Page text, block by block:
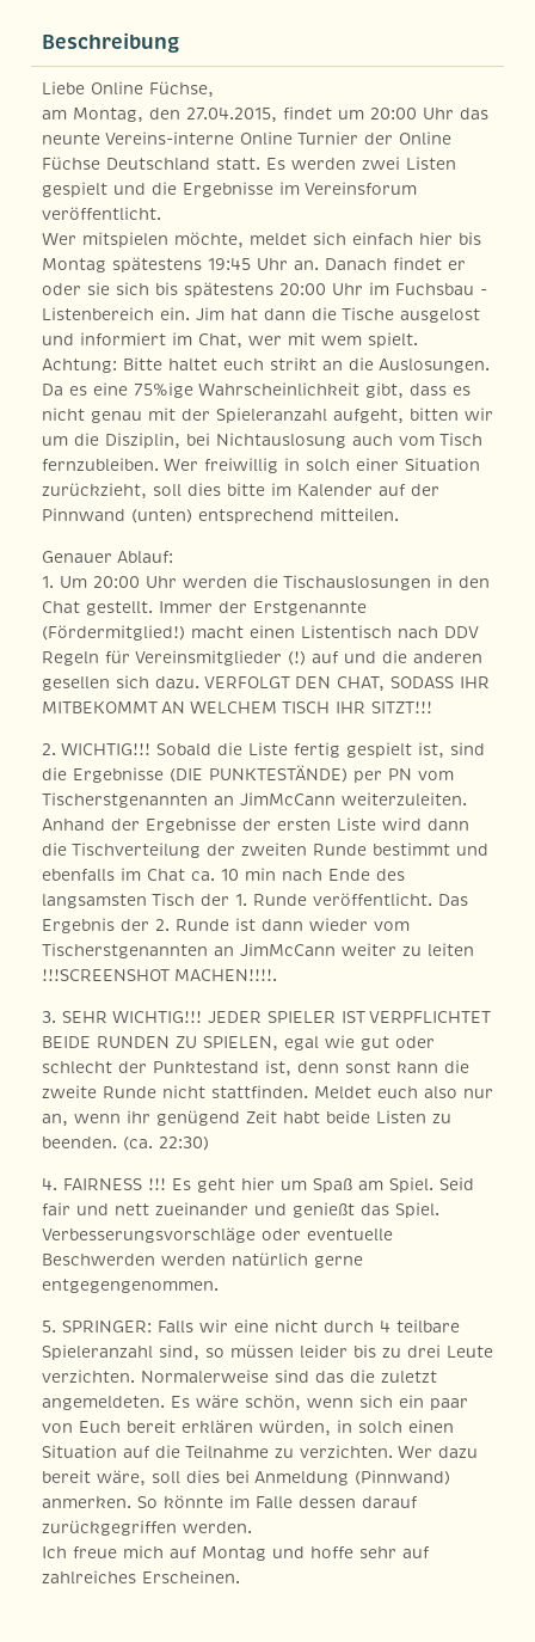
Beschreibung
Liebe Online Füchse,
am Montag, den 27.04.2015, findet um 20:00 Uhr das
neunte Vereins-interne Online Turnier der Online
Füchse Deutschland statt. Es werden zwei Listen
gespielt und die Ergebnisse im Vereinsforum
veröffentlicht.
Wer mitspielen möchte, meldet sich einfach hier bis
Montag spätestens 19:45 Uhr an. Danach findet er
oder sie sich bis spätestens 20:00 Uhr im Fuchsbau -
Listenbereich ein. Jim hat dann die Tische ausgelost
und informiert im Chat, wer mit wem spielt.
Achtung: Bitte haltet euch strikt an die Auslosungen.
Da es eine 75%ige Wahrscheinlichkeit gibt, dass es
nicht genau mit der Spieleranzahl aufgeht, bitten wir
um die Disziplin, bei Nichtauslosung auch vom Tisch
fernzubleiben. Wer freiwillig in solch einer Situation
zurückzieht, soll dies bitte im Kalender auf der
Pinnwand (unten) entsprechend mitteilen.
Genauer Ablauf:
1. Um 20:00 Uhr werden die Tischauslosungen in den
Chat gestellt. Immer der Erstgenannte
(Fördermitglied!) macht einen Listentisch nach DDV
Regeln für Vereinsmitglieder (!) auf und die anderen
gesellen sich dazu. VERFOLGT DEN CHAT, SODASS IHR
MITBEKOMMT AN WELCHEM TISCH IHR SITZT!!!
2. WICHTIG!!! Sobald die Liste fertig gespielt ist, sind
die Ergebnisse (DIE PUNKTESTÄNDE) per PN vom
Tischerstgenannten an JimMcCann weiterzuleiten.
Anhand der Ergebnisse der ersten Liste wird dann
die Tischverteilung der zweiten Runde bestimmt und
ebenfalls im Chat ca. 10 min nach Ende des
langsamsten Tisch der 1. Runde veröffentlicht. Das
Ergebnis der 2. Runde ist dann wieder vom
Tischerstgenannten an JimMcCann weiter zu leiten
!!!SCREENSHOT MACHEN!!!!.
3. SEHR WICHTIG!!! JEDER SPIELER IST VERPFLICHTET
BEIDE RUNDEN ZU SPIELEN, egal wie gut oder
schlecht der Punktestand ist, denn sonst kann die
zweite Runde nicht stattfinden. Meldet euch also nur
an, wenn ihr genügend Zeit habt beide Listen zu
beenden. (ca. 22:30)
4. FAIRNESS !!! Es geht hier um Spaß am Spiel. Seid
fair und nett zueinander und genießt das Spiel.
Verbesserungsvorschläge oder eventuelle
Beschwerden werden natürlich gerne
entgegengenommen.
5. SPRINGER: Falls wir eine nicht durch 4 teilbare
Spieleranzahl sind, so müssen leider bis zu drei Leute
verzichten. Normalerweise sind das die zuletzt
angemeldeten. Es wäre schön, wenn sich ein paar
von Euch bereit erklären würden, in solch einen
Situation auf die Teilnahme zu verzichten. Wer dazu
bereit wäre, soll dies bei Anmeldung (Pinnwand)
anmerken. So könnte im Falle dessen darauf
zurückgegriffen werden.
Ich freue mich auf Montag und hoffe sehr auf
zahlreiches Erscheinen.